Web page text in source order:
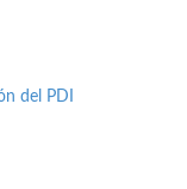
del PDI